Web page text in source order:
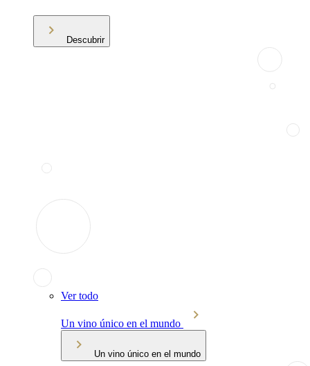
Descubrir
Ver todo
Un vino único en el mundo
Un vino único en el mundo